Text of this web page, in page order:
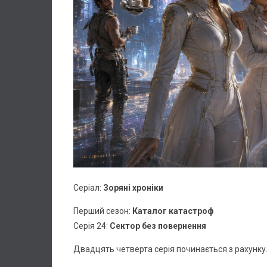
Серіал: Зоряні хроніки
Перший сезон: Каталог катастроф
Серія 24: Сектор без повернення
Двадцять четверта серія починається з рахунку.